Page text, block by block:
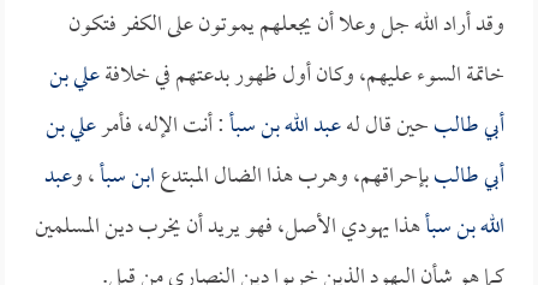
وقد أراد الله جل وعلا أن يجعلهم يموتون على الكفر فتكون
خاتمة السوء عليهم، وكان أول ظهور بدعتهم في خلافةعلي بن
أبي طالبحين قال لهعبد الله بن سبأ: أنت الإله، فأمرعلي بن
أبي طالببإحراقهم، وهرب هذا الضال المبتدعابن سبأ، وعبد
الله بن سبأهذا يهودي الأصل، فهو يريد أن يخرب دين المسلمين